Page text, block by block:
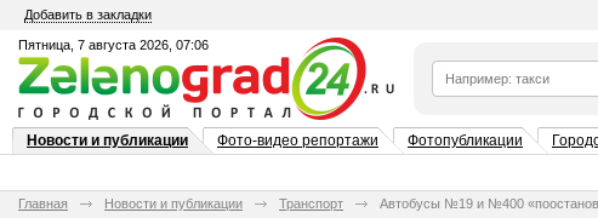
Добавить в закладки
Пятница, 7 августа 2026, 07:06
Новости и публикации Фото-видео репортажи Фотопубликации
Главная Новости и публикации Транспорт Автобусы №19 и №400